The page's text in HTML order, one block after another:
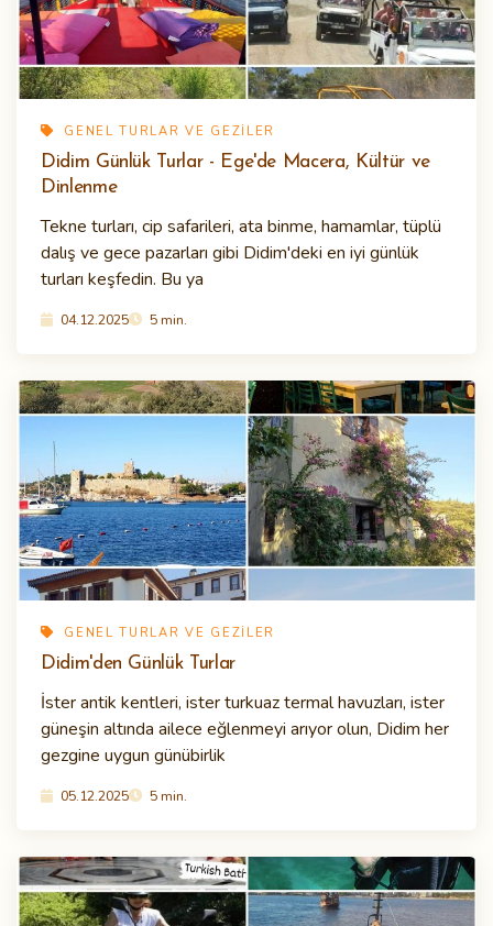
GENEL TURLAR VE GEZILER
Didim Günlük Turlar - Ege'de Macera, Kültür ve
Dinlenme
Tekne turları, cip safarileri, ata binme, hamamlar, tüplü
dalış ve gece pazarları gibi Didim'deki en iyi günlük
turları keşfedin. Bu ya
04.12.2025 5 min.
GENEL TURLAR VE GEZILER
Didim'den Günlük Turlar
İster antik kentleri, ister turkuaz termal havuzları, ister
güneşin altında ailece eğlenmeyi arıyor olun, Didim her
gezgine uygun günübirlik
05.12.2025 5 min.